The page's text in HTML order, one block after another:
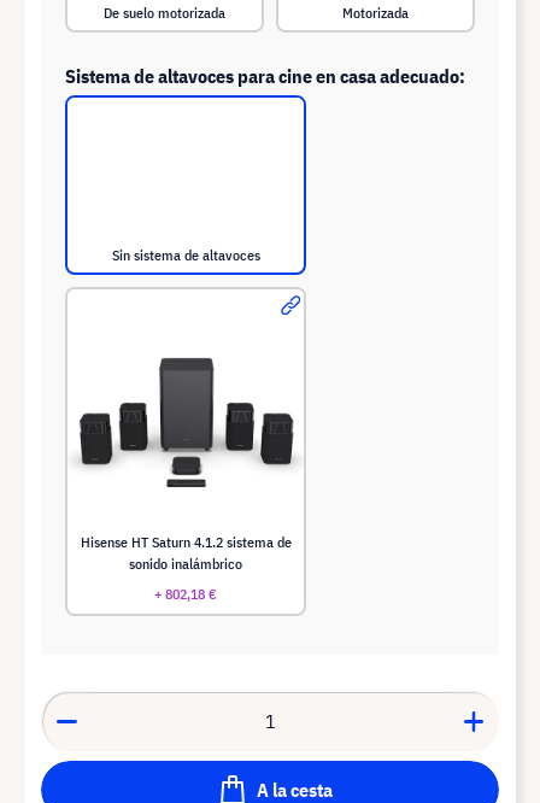
De suelo motorizada Motorizada
Sistema de altavoces para cine en casa adecuado:
Sin sistema de altavoces
Hisense HT Saturn 4.1.2 sistema de
sonido inalámbrico
+ 802,18 €
A la cesta